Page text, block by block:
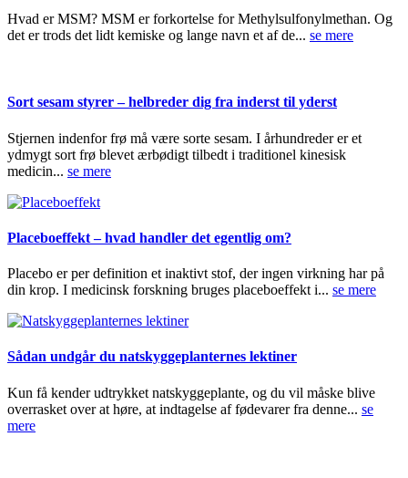
Hvad er MSM? MSM er forkortelse for Methylsulfonylmethan. Og
det er trods det lidt kemiske og lange navn et af de... se mere
Sort sesam styrer – helbreder dig fra inderst til yderst
Stjernen indenfor frø må være sorte sesam. I århundreder er et
ydmygt sort frø blevet ærbødigt tilbedt i traditionel kinesisk
medicin... se mere
Placeboeffekt – hvad handler det egentlig om?
Placebo er per definition et inaktivt stof, der ingen virkning har på
din krop. I medicinsk forskning bruges placeboeffekt i... se mere
Sådan undgår du natskyggeplanternes lektiner
Kun få kender udtrykket natskyggeplante, og du vil måske blive
overrasket over at høre, at indtagelse af fødevarer fra denne... se
mere